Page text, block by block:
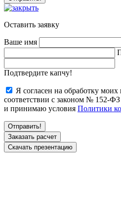
Оставить заявку
Ваше имя
Подтвердите капчу!
Я согласен на обработку
соответствии с законом № 152-
и принимаю условия Политики
Заказать расчет
Скачать презентацию